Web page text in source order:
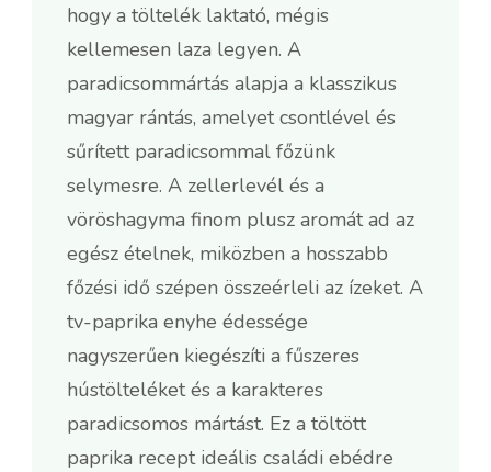
hogy a töltelék laktató, mégis
kellemesen laza legyen. A
paradicsommártás alapja a klasszikus
magyar rántás, amelyet csontlével és
sűrített paradicsommal főzünk
selymesre. A zellerlevél és a
vöröshagyma finom plusz aromát ad az
egész ételnek, miközben a hosszabb
főzési idő szépen összeérleli az ízeket. A
tv-paprika enyhe édessége
nagyszerűen kiegészíti a fűszeres
hústölteléket és a karakteres
paradicsomos mártást. Ez a töltött
paprika recept ideális családi ebédre